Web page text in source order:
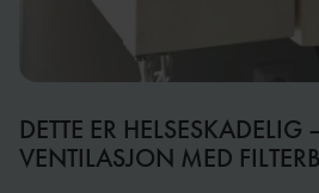
DETTE ER
VENTILASJON MED